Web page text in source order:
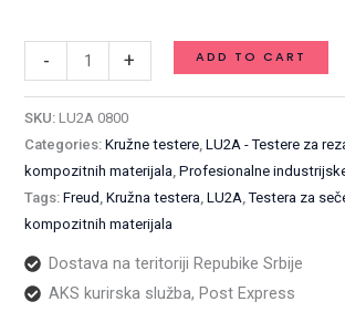
-
0800
+ ADD TO CART
SKU:LU2A 0800
Categories:Kružne testere ,LU2A - Testere za
kompozitnih materijala ,Profesionalne
Tags:Freud ,Kružna testera ,LU2A ,Testera za
kompozitnih materijala
Dostava na teritoriji Repubike Srbije
AKS kurirska služba, Post Express